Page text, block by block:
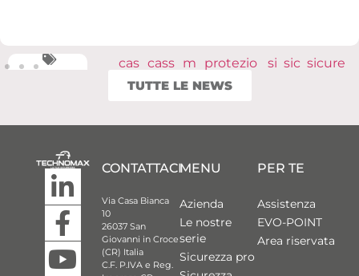
conv
egno,
distributo
ri
E Savoia
Techno
TUTTE LE NEWS
CONTATTACI
Via Casa Bianca
10
26037 San
Giovanni in Croce
(CR) Italia
C.F. P.IVA e Reg.
MENU
Azienda
Le nostre
serie
Sicurezza pro
PER TE
Assistenza
EVO-POINT
Area riservata